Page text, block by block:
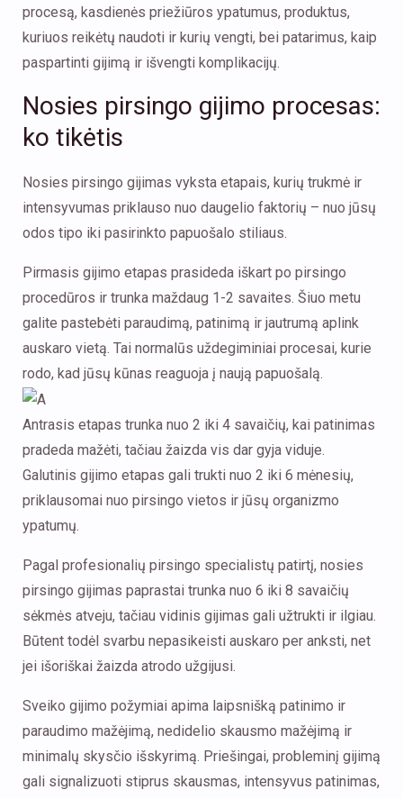
procesą, kasdienės priežiūros ypatumus, produktus,
kuriuos reikėtų naudoti ir kurių vengti, bei patarimus, kaip
paspartinti gijimą ir išvengti komplikacijų.
Nosies pirsingo gijimo procesas:
ko tikėtis
Nosies pirsingo gijimas vyksta etapais, kurių trukmė ir
intensyvumas priklauso nuo daugelio faktorių – nuo jūsų
odos tipo iki pasirinkto papuošalo stiliaus.
Pirmasis gijimo etapas prasideda iškart po pirsingo
procedūros ir trunka maždaug 1-2 savaites. Šiuo metu
galite pastebėti paraudimą, patinimą ir jautrumą aplink
auskaro vietą. Tai normalūs uždegiminiai procesai, kurie
rodo, kad jūsų kūnas reaguoja į naują papuošalą.
Antrasis etapas trunka nuo 2 iki 4 savaičių, kai patinimas
pradeda mažėti, tačiau žaizda vis dar gyja viduje.
Galutinis gijimo etapas gali trukti nuo 2 iki 6 mėnesių,
priklausomai nuo pirsingo vietos ir jūsų organizmo
ypatumų.
Pagal profesionalių pirsingo specialistų patirtį, nosies
pirsingo gijimas paprastai trunka nuo 6 iki 8 savaičių
sėkmės atveju, tačiau vidinis gijimas gali užtrukti ir ilgiau.
Būtent todėl svarbu nepasikeisti auskaro per anksti, net
jei išoriškai žaizda atrodo užgijusi.
Sveiko gijimo požymiai apima laipsnišką patinimo ir
paraudimo mažėjimą, nedidelio skausmo mažėjimą ir
minimalų skysčio išskyrimą. Priešingai, probleminį gijimą
gali signalizuoti stiprus skausmas, intensyvus patinimas,